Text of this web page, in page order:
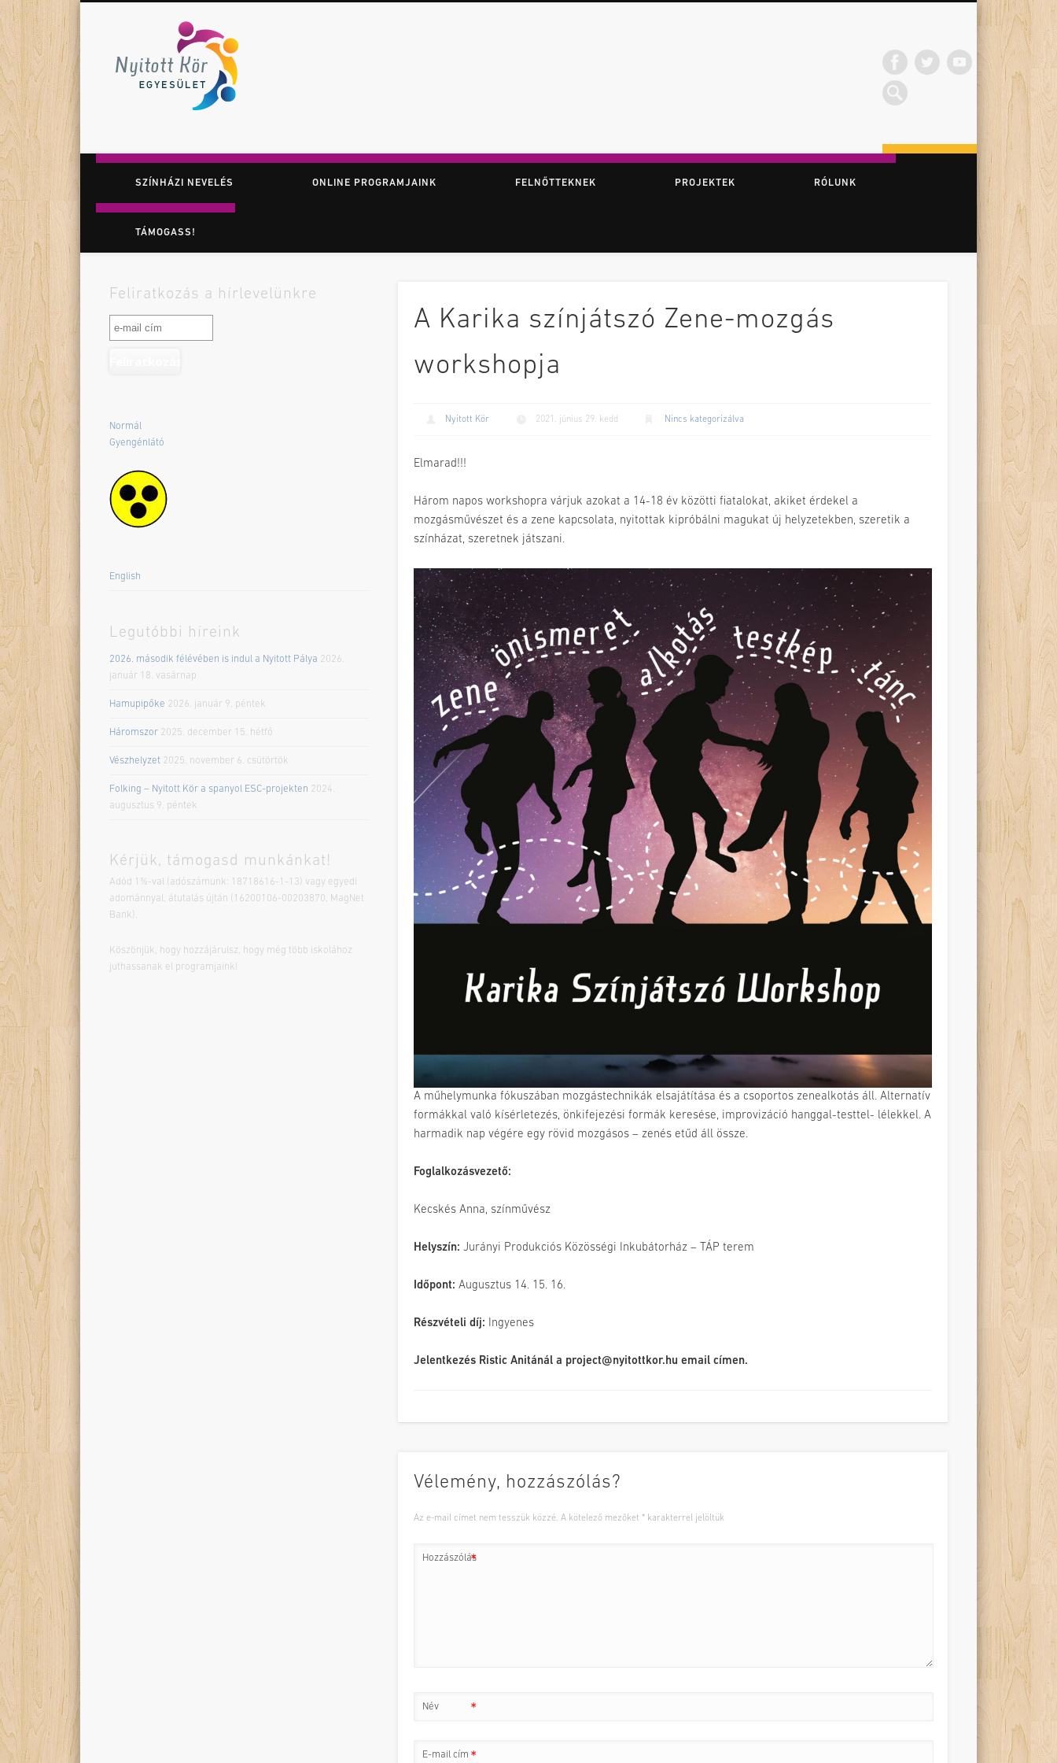
Játék. Színház. Felfedezés.
FacebookTwitter Vimeo
SZÍNHÁZI NEVELÉS ONLINE PROGRAMJAINK FELNŐTTEKNEK PROJEKTEK RÓLUNK
TÁMOGASS!
A Karika színjátszó Zene-mozgás
workshopja
Nyitott Kör 2021. június 29. kedd Nincs kategorizálva
Elmarad!!!
Három napos workshopra várjuk azokat a 14-18 év közötti fiatalokat, akiket érdekel a
mozgásművészet és a zene kapcsolata, nyitottak kipróbálni magukat új helyzetekben, szeretik a
színházat, szeretnek játszani.
A műhelymunka fókuszában mozgástechnikák elsajátítása és a csoportos zenealkotás áll. Alternatív
formákkal való kísérletezés, önkifejezési formák keresése, improvizáció hanggal-testtel- lélekkel. A
harmadik nap végére egy rövid mozgásos – zenés etűd áll össze.
Foglalkozásvezető:
Kecskés Anna, színművész
Helyszín:Jurányi Produkciós Közösségi Inkubátorház – TÁP terem
Időpont: Augusztus 14. 15. 16.
Részvételi díj: Ingyenes
Jelentkezés Ristic Anitánál a project@nyitottkor.hu email címen.
Vélemény, hozzászólás?
Az e-mail címet nem tesszük közzé. A kötelező mezőket * karakterrel jelöltük
Hozzászólás
*
Név *
E-mail cím *
Feliratkozás a hírlevelünkre
Normál
Gyengénlátó
English
Legutóbbi híreink
2026. második félévében is indul a Nyitott Pálya 2026.
január 18. vasárnap
Hamupipőke 2026. január 9. péntek
Háromszor 2025. december 15. hétfő
Vészhelyzet 2025. november 6. csütörtök
Folking – Nyitott Kör a spanyol ESC-projekten 2024.
augusztus 9. péntek
Kérjük, támogasd munkánkat!
Adód 1%-val (adószámunk: 18718616-1-13) vagy egyedi
adománnyal, átutalás újtán (16200106-00203870, MagNet
Bank).
Köszönjük, hogy hozzájárulsz, hogy még több iskolához
juthassanak el programjaink!